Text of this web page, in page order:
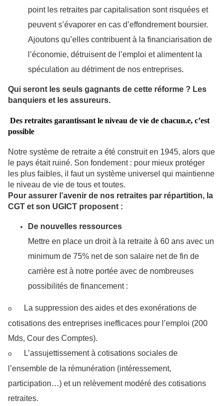
point les retraites par capitalisation sont risquées et
peuvent s’évaporer en cas d’effondrement boursier.
Ajoutons qu’elles contribuent à la financiarisation de
l’économie, détruisent de l’emploi et alimentent la
spéculation au détriment de nos entreprises.
Qui seront les seuls gagnants de cette réforme ? Les
banquiers et les assureurs.
Des retraites garantissant le niveau de vie de chacun.e, c’est
possible
Notre système de retraite a été construit en 1945, alors que
le pays était ruiné. Son fondement : pour mieux protéger
les plus faibles, il faut un système universel qui maintienne
le niveau de vie de tous et toutes.
Pour assurer l’avenir de nos retraites par répartition, la
CGT et son UGICT proposent :
De nouvelles ressources
Mettre en place un droit à la retraite à 60 ans avec un
minimum de 75% net de son salaire net de fin de
carrière est à notre portée avec de nombreuses
possibilités de financement :
o
La suppression des aides et des exonérations de
cotisations des entreprises inefficaces pour l’emploi (200
Mds, Cour des Comptes).
o
L’assujettissement à cotisations sociales de
l’ensemble de la rémunération (intéressement,
participation…) et un relèvement modéré des cotisations
retraites.